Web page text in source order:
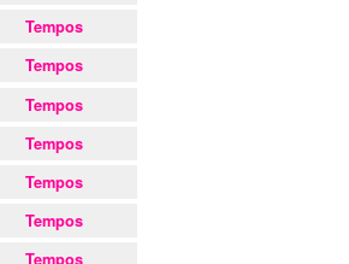
Tempos
Tempos
Tempos
Tempos
Tempos
Tempos
Tempos